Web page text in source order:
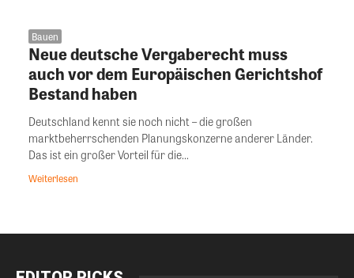
Bauen
Neue deutsche Vergaberecht muss
auch vor dem Europäischen Gerichtshof
Bestand haben
Deutschland kennt sie noch nicht – die großen
marktbeherrschenden Planungskonzerne anderer Länder.
Das ist ein großer Vorteil für die...
Weiterlesen